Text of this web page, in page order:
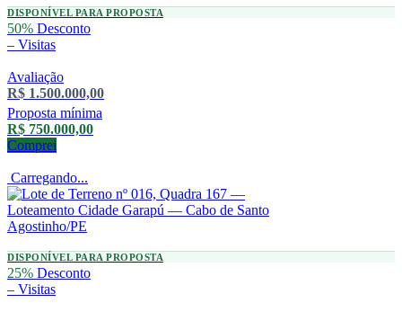
DISPONÍVEL PARA PROPOSTA
50% Desconto
– Visitas
Avaliação
R$ 1.500.000,00
Proposta mínima
R$ 750.000,00
Comprei
Carregando...
DISPONÍVEL PARA PROPOSTA
25% Desconto
– Visitas